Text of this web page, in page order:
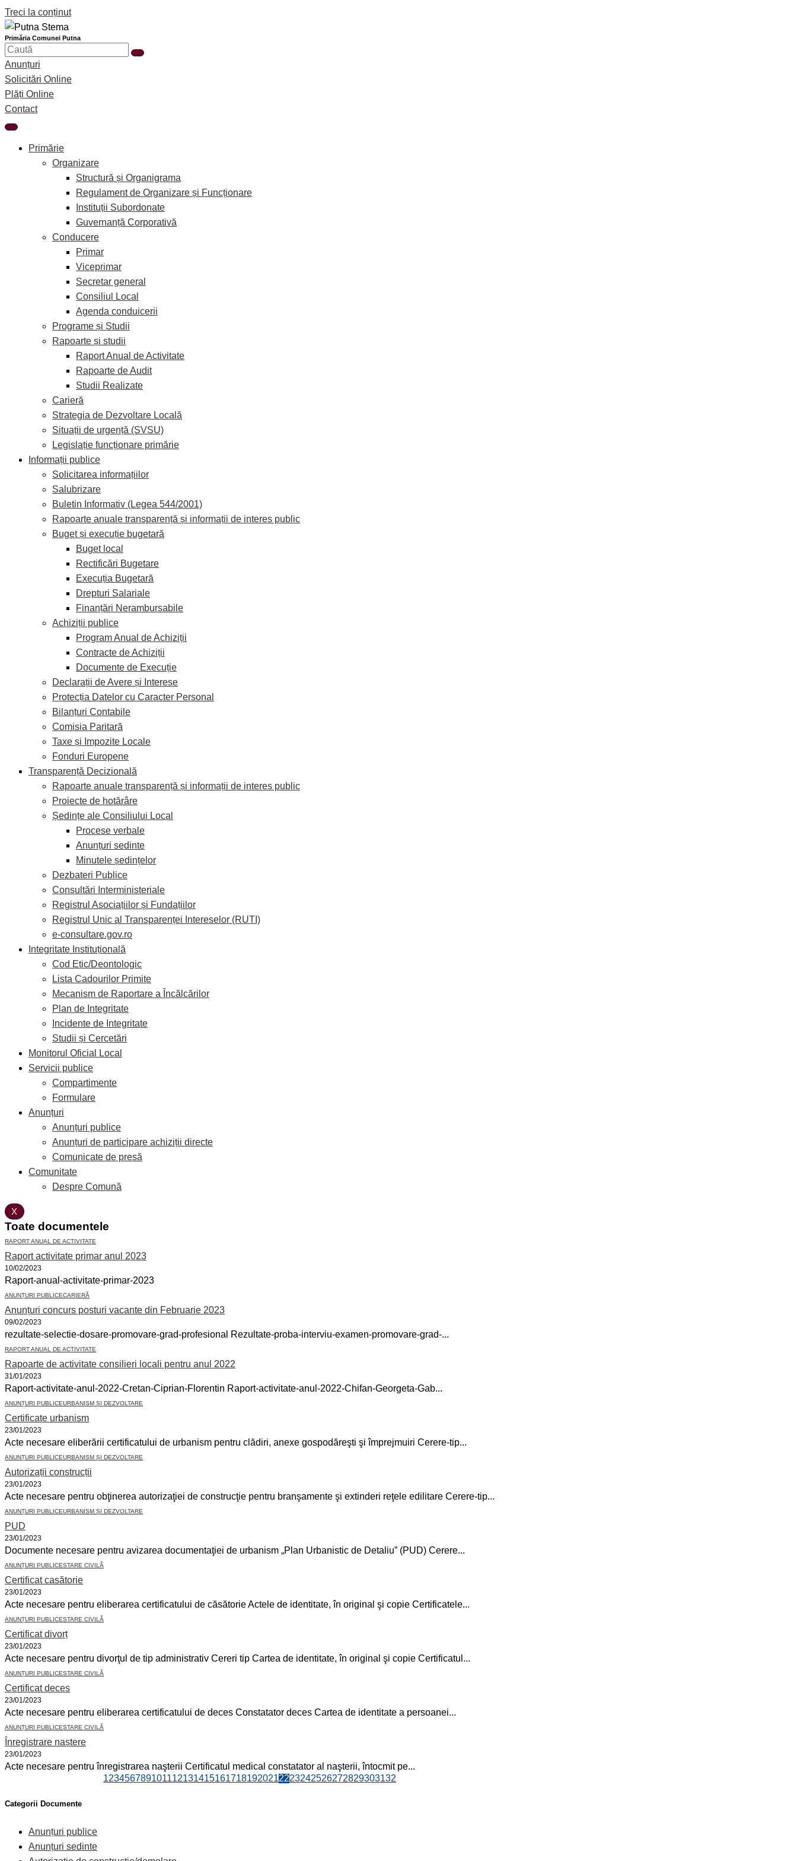
Treci la conținut
Primăria Comunei Putna
Anunțuri
Solicitări Online
Plăți Online
Contact
Primărie
Organizare
Structură și Organigrama
Regulament de Organizare și Funcționare
Instituții Subordonate
Guvernanță Corporativă
Conducere
Primar
Viceprimar
Secretar general
Consiliul Local
Agenda conduicerii
Programe și Studii
Rapoarte și studii
Raport Anual de Activitate
Rapoarte de Audit
Studii Realizate
Carieră
Strategia de Dezvoltare Locală
Situații de urgență (SVSU)
Legislație funcționare primărie
Informații publice
Solicitarea informațiilor
Salubrizare
Buletin Informativ (Legea 544/2001)
Rapoarte anuale transparență și informații de interes public
Buget și execuție bugetară
Buget local
Rectificări Bugetare
Execuția Bugetară
Drepturi Salariale
Finanțări Nerambursabile
Achiziții publice
Program Anual de Achiziții
Contracte de Achiziții
Documente de Execuție
Declarații de Avere și Interese
Protecția Datelor cu Caracter Personal
Bilanțuri Contabile
Comisia Paritară
Taxe și Impozite Locale
Fonduri Europene
Transparență Decizională
Rapoarte anuale transparență și informații de interes public
Proiecte de hotărâre
Ședințe ale Consiliului Local
Procese verbale
Anunțuri sedinte
Minutele ședințelor
Dezbateri Publice
Consultări Interministeriale
Registrul Asociațiilor și Fundațiilor
Registrul Unic al Transparenței Intereselor (RUTI)
e-consultare.gov.ro
Integritate Instituțională
Cod Etic/Deontologic
Lista Cadourilor Primite
Mecanism de Raportare a Încălcărilor
Plan de Integritate
Incidente de Integritate
Studii și Cercetări
Monitorul Oficial Local
Servicii publice
Compartimente
Formulare
Anunțuri
Anunțuri publice
Anunțuri de participare achiziții directe
Comunicate de presă
Comunitate
Despre Comună
X
Toate documentele
RAPORT ANUAL DE ACTIVITATE
Raport activitate primar anul 2023
10/02/2023
Raport-anual-activitate-primar-2023
ANUNȚURI PUBLICECARIERĂ
Anunțuri concurs posturi vacante din Februarie 2023
09/02/2023
rezultate-selectie-dosare-promovare-grad-profesional Rezultate-proba-interviu-examen-promovare-grad-...
RAPORT ANUAL DE ACTIVITATE
Rapoarte de activitate consilieri locali pentru anul 2022
31/01/2023
Raport-activitate-anul-2022-Cretan-Ciprian-Florentin Raport-activitate-anul-2022-Chifan-Georgeta-Gab...
ANUNȚURI PUBLICEURBANISM ȘI DEZVOLTARE
Certificate urbanism
23/01/2023
Acte necesare eliberării certificatului de urbanism pentru clădiri, anexe gospodăreşti şi împrejmuiri Cerere-tip...
ANUNȚURI PUBLICEURBANISM ȘI DEZVOLTARE
Autorizații construcții
23/01/2023
Acte necesare pentru obţinerea autorizaţiei de construcţie pentru branşamente şi extinderi reţele edilitare Cerere-tip...
ANUNȚURI PUBLICEURBANISM ȘI DEZVOLTARE
PUD
23/01/2023
Documente necesare pentru avizarea documentaţiei de urbanism „Plan Urbanistic de Detaliu” (PUD) Cerere...
ANUNȚURI PUBLICESTARE CIVILĂ
Certificat casătorie
23/01/2023
Acte necesare pentru eliberarea certificatului de căsătorie Actele de identitate, în original şi copie Certificatele...
ANUNȚURI PUBLICESTARE CIVILĂ
Certificat divorț
23/01/2023
Acte necesare pentru divorţul de tip administrativ Cereri tip Cartea de identitate, în original şi copie Certificatul...
ANUNȚURI PUBLICESTARE CIVILĂ
Certificat deces
23/01/2023
Acte necesare pentru eliberarea certificatului de deces Constatator deces Cartea de identitate a persoanei...
ANUNȚURI PUBLICESTARE CIVILĂ
Înregistrare naștere
23/01/2023
Acte necesare pentru înregistrarea naşterii Certificatul medical constatator al naşterii, întocmit pe...
1234567891011121314151617181920212223242526272829303132
Categorii Documente
Anunțuri publice
Anunțuri sedinte